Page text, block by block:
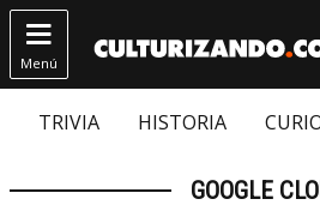

Menú
TRIVIA HISTORIA
GOOGLE